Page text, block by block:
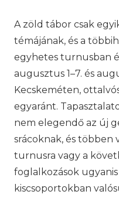
A zöld tábor csak
témájának, és a
egyhetes turnusban
augusztus 1–7. és
Kecskeméten,
egyaránt.
nem elegendő az új
srácoknak, és többen
turnusra vagy a
foglalkozások
kiscsoportokban